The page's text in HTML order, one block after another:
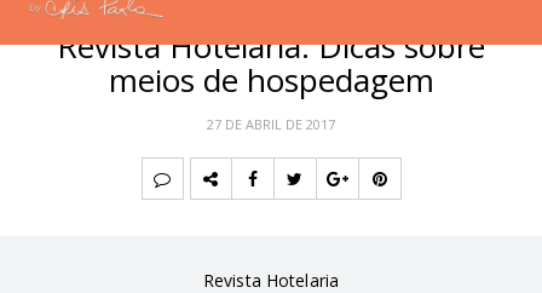
Revista Hotelaria: Dicas sobre
meios de hospedagem
27 DE ABRIL DE 2017
Revista Hotelaria